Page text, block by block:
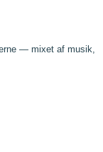
— mixet af musik,